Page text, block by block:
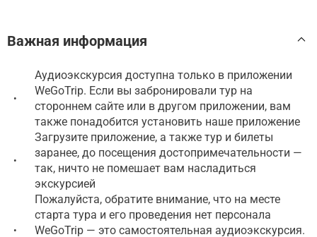
Важная информация
•
Аудиоэкскурсия доступна только в приложении
WeGoTrip. Если вы забронировали тур на
стороннем сайте или в другом приложении, вам
также понадобится установить наше приложение
•
Загрузите приложение, а также тур и билеты
заранее, до посещения достопримечательности —
так, ничто не помешает вам насладиться
экскурсией
•
Пожалуйста, обратите внимание, что на месте
старта тура и его проведения нет персонала
WeGoTrip — это самостоятельная аудиоэкскурсия.